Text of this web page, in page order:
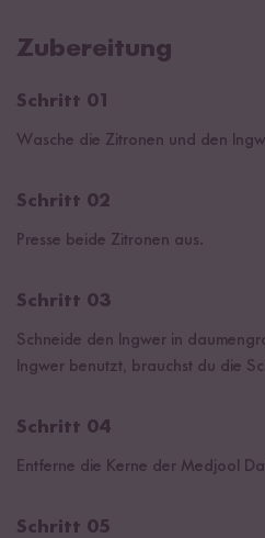
Zubereitung
Schritt 01
Wasche die Zitronen und den
Schritt 02
Presse beide Zitronen aus.
Schritt 03
Schneide den Ingwer in
Ingwer benutzt, brauchst du die
Schritt 04
Entferne die Kerne der Medjool
Schritt 05